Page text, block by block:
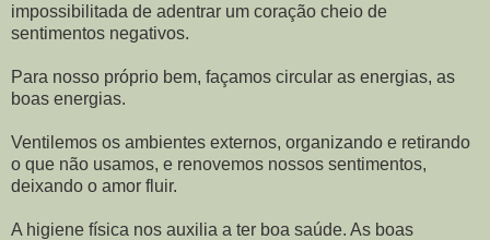
impossibilitada de adentrar um coração cheio de
sentimentos negativos.
Para nosso próprio bem, façamos circular as energias, as
boas energias.
Ventilemos os ambientes externos, organizando e retirando
o que não usamos, e renovemos nossos sentimentos,
deixando o amor fluir.
A higiene física nos auxilia a ter boa saúde. As boas